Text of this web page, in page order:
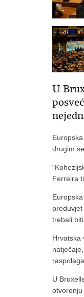
U
drugim
Ferreira
trebali
Hrvatska
U
otvorenju